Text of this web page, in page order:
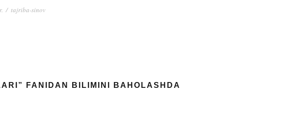
/ tajriba-sinov
FANIDAN BILIMINI BAHOLASHDA